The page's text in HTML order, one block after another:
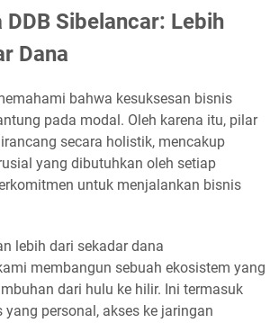
DDB Sibelancar: Lebih
Dana
bahwa kesuksesan bisnis
pada modal. Oleh karena itu, pilar
secara holistik, mencakup
yang dibutuhkan oleh setiap
untuk menjalankan bisnis
lebih dari sekadar dana
membangun sebuah ekosistem yang
dari hulu ke hilir. Ini termasuk
personal, akses ke jaringan